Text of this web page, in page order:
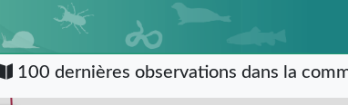
100 dernières observations dans la